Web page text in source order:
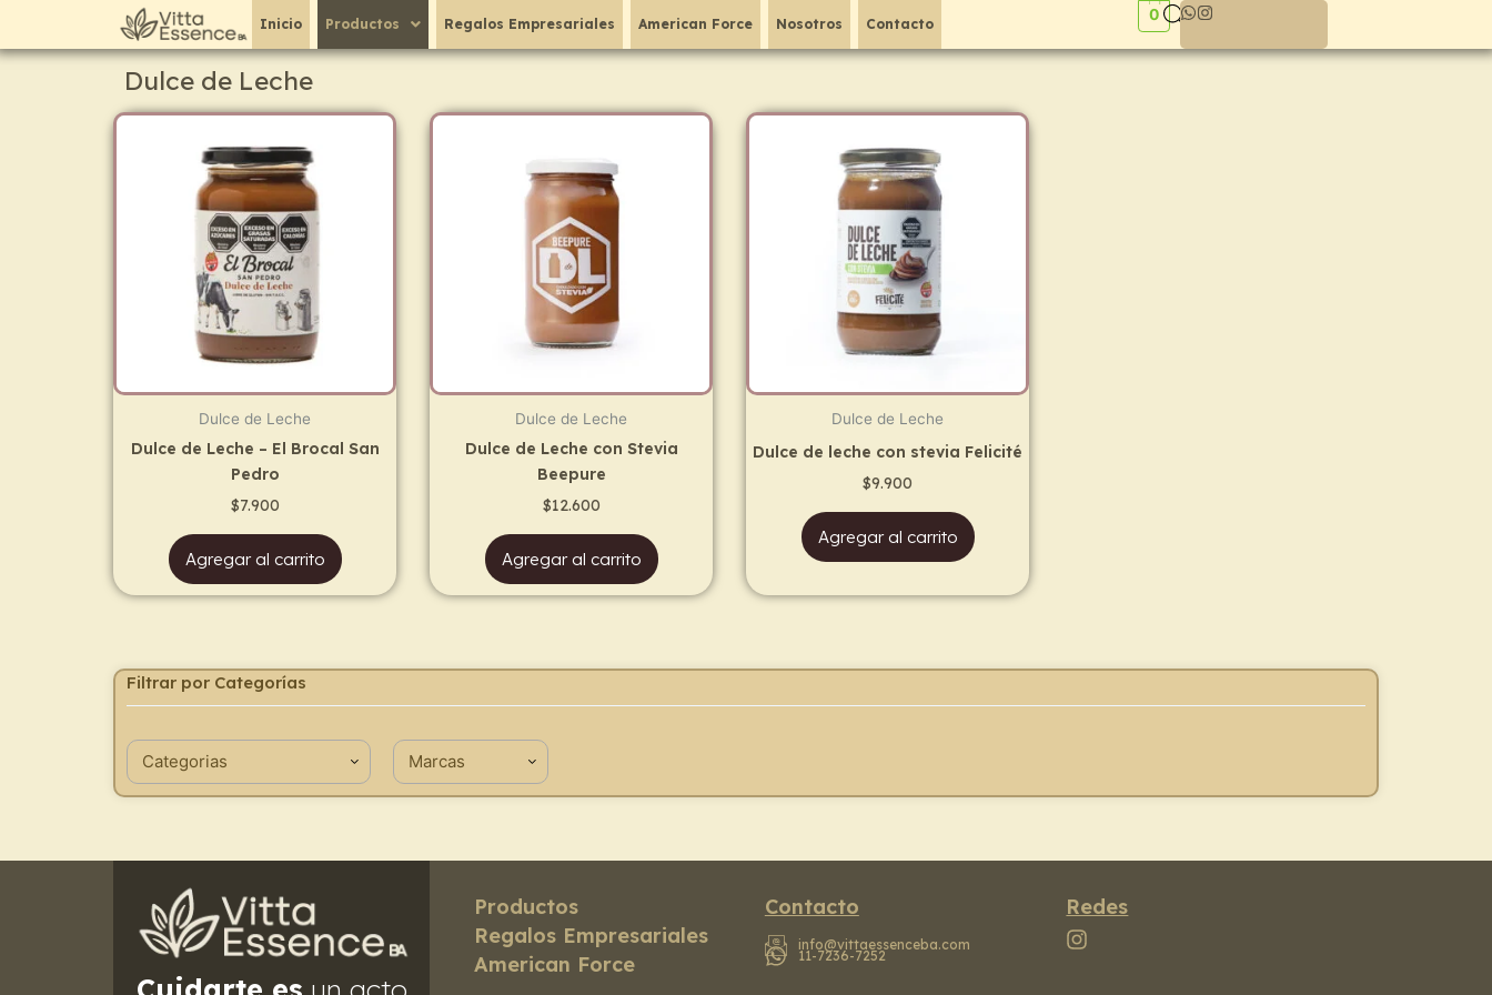
Inicio Productos Regalos Empresariales American Force Nosotros Contacto
0
Dulce de Leche
Dulce de Leche
Dulce de Leche – El Brocal San
Pedro
$7.900
Agregar al carrito
Dulce de Leche
Dulce de Leche con Stevia
Beepure
$12.600
Agregar al carrito
Dulce de Leche
Dulce de leche con stevia Felicité
$9.900
Agregar al carrito
Filtrar por Categorías
Productos
Regalos Empresariales
American Force
Contacto
info@vittaessenceba.com
11-7236-7252
Redes